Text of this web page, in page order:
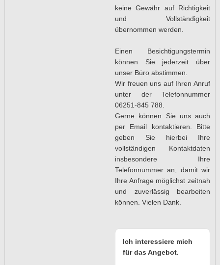
keine Gewähr auf Richtigkeit
und Vollständigkeit
übernommen werden.
Einen Besichtigungstermin
können Sie jederzeit über
unser Büro abstimmen.
Wir freuen uns auf Ihren Anruf
unter der Telefonnummer
06251-845 788.
Gerne können Sie uns auch
per Email kontaktieren. Bitte
geben Sie hierbei Ihre
vollständigen Kontaktdaten
insbesondere Ihre
Telefonnummer an, damit wir
Ihre Anfrage möglichst zeitnah
und zuverlässig bearbeiten
können. Vielen Dank.
Ich interessiere mich
für das Angebot.